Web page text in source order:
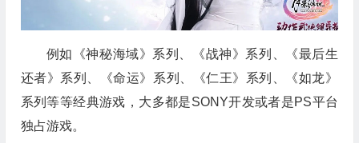
例如《神秘海域》系列、《战神》系列、《最后生
还者》系列、《命运》系列、《仁王》系列、《如龙》
系列等等经典游戏，大多都是SONY开发或者是PS平台
独占游戏。